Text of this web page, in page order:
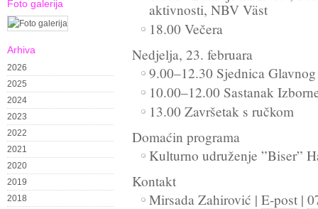
Foto galerija
Arhiva
2026
2025
2024
2023
2022
2021
2020
2019
2018
aktivnosti, NBV Väst
18.00 Večera
Nedjelja, 23. februara
9.00–12.30 Sjednica
10.00–12.00 Sastanak
13.00 Završetak s ručkom
Domaćin programa
Kulturno udruženje ”Biser”
Kontakt
Mirsada Zahirović | E-post |